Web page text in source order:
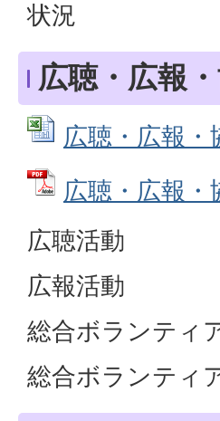
状況
広聴・広報
広聴・広報
広聴・広報
広聴活動
広報活動
総合ボランティ
総合ボランティ